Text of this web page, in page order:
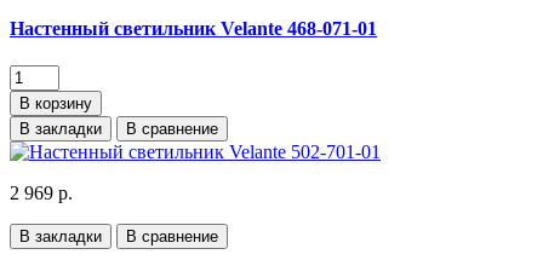
Настенный светильник Velante 468-071-01
В корзину
В закладки
В сравнение
2 969 р.
В закладки В сравнение